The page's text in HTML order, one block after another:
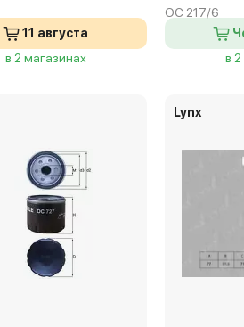
11 августа
в 2 магазинах
OC 217/6
в
Lynx